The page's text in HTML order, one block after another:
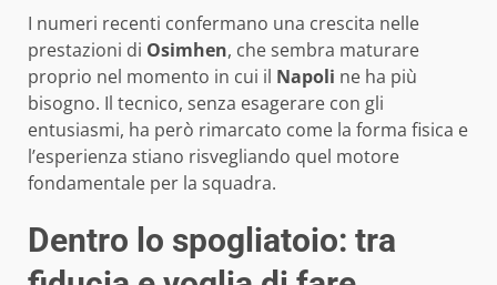
I numeri recenti confermano una crescita nelle
prestazioni di Osimhen, che sembra maturare
proprio nel momento in cui il Napoli ne ha più
bisogno. Il tecnico, senza esagerare con gli
entusiasmi, ha però rimarcato come la forma fisica e
l’esperienza stiano risvegliando quel motore
fondamentale per la squadra.
Dentro lo spogliatoio: tra